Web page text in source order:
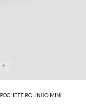
POCHETE ROLINHO MINI